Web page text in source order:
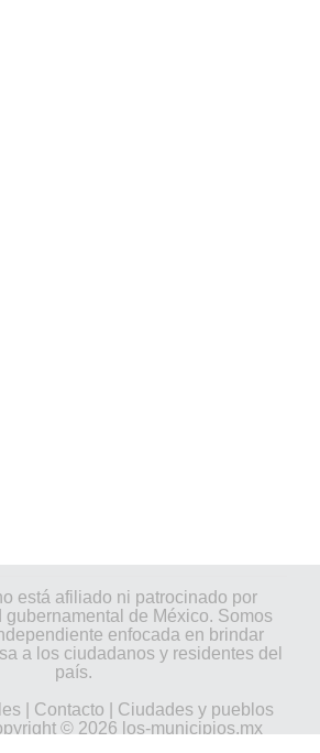
está afiliado ni patrocinado por
gubernamental de México. Somos
enfocada en brindar
a los ciudadanos y residentes del
país.
Contacto
Ciudades y pueblos
© 2026 los-municipios.mx